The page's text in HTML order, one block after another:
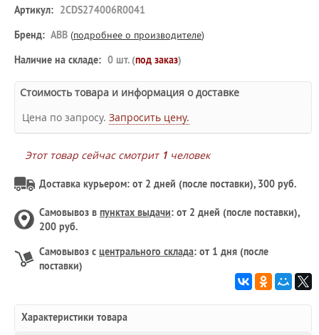
Артикул: 2CDS274006R0041
Бренд: ABB (подробнее о производителе)
Наличие на складе: 0 шт. (под заказ)
Стоимость товара и информация о доставке
Цена по запросу. Запросить цену.
Этот товар сейчас смотрит 1 человек
Доставка курьером: от 2 дней (после поставки), 300 руб.
Самовывоз в пунктах выдачи: от 2 дней (после поставки),
200 руб.
Самовывоз с центрального склада: от 1 дня (после
поставки)
Характеристики товара